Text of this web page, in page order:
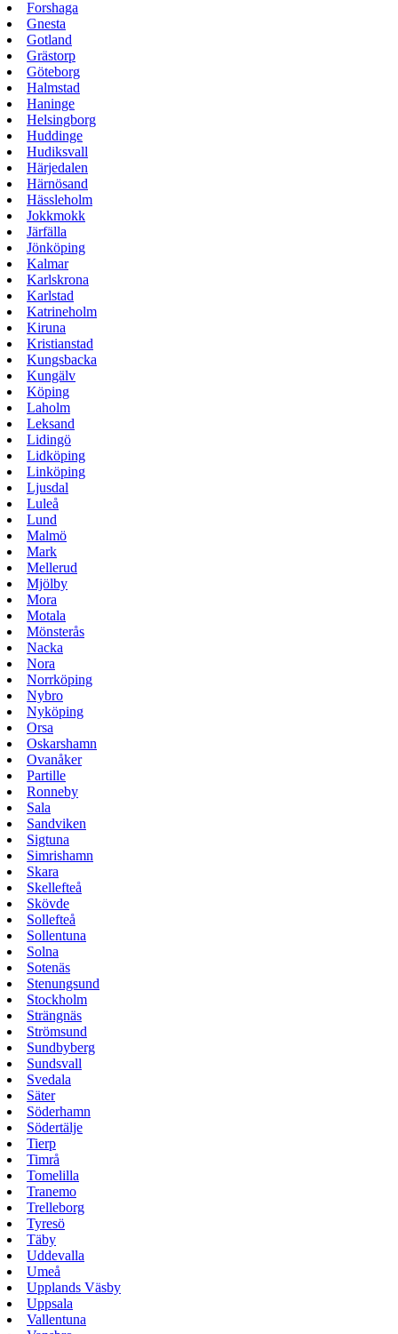
Forshaga
Gnesta
Gotland
Grästorp
Göteborg
Halmstad
Haninge
Helsingborg
Huddinge
Hudiksvall
Härjedalen
Härnösand
Hässleholm
Jokkmokk
Järfälla
Jönköping
Kalmar
Karlskrona
Karlstad
Katrineholm
Kiruna
Kristianstad
Kungsbacka
Kungälv
Köping
Laholm
Leksand
Lidingö
Lidköping
Linköping
Ljusdal
Luleå
Lund
Malmö
Mark
Mellerud
Mjölby
Mora
Motala
Mönsterås
Nacka
Nora
Norrköping
Nybro
Nyköping
Orsa
Oskarshamn
Ovanåker
Partille
Ronneby
Sala
Sandviken
Sigtuna
Simrishamn
Skara
Skellefteå
Skövde
Sollefteå
Sollentuna
Solna
Sotenäs
Stenungsund
Stockholm
Strängnäs
Strömsund
Sundbyberg
Sundsvall
Svedala
Säter
Söderhamn
Södertälje
Tierp
Timrå
Tomelilla
Tranemo
Trelleborg
Tyresö
Täby
Uddevalla
Umeå
Upplands Väsby
Uppsala
Vallentuna